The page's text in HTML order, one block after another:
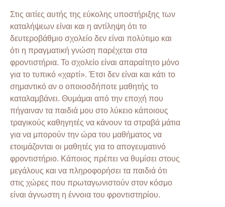
Στις αιτίες αυτής της εύκολης υποστήριξης των
καταλήψεων είναι και η αντίληψη ότι το
δευτεροβάθμιο σχολείο δεν είναι πολύτιμο και
ότι η πραγματική γνώση παρέχεται στα
φροντιστήρια. Το σχολείο είναι απαραίτητο μόνο
για το τυπικό «χαρτί». Έτσι δεν είναι και κάτι το
σημαντικό αν ο οποιοσδήποτε μαθητής το
καταλαμβάνει. Θυμάμαι από την εποχή που
πήγαιναν τα παιδιά μου στο λύκειο κάποιους
τραγικούς καθηγητές να κάνουν τα στραβά μάτια
για να μπορούν την ώρα του μαθήματος να
ετοιμάζονται οι μαθητές για το απογευματινό
φροντιστήριο. Κάποιος πρέπει να θυμίσει στους
μεγάλους και να πληροφορήσει τα παιδιά ότι
στις χώρες που πρωταγωνιστούν στον κόσμο
είναι άγνωστη η έννοια του φροντιστηρίου.